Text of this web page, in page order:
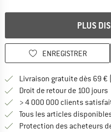
PLUS
ENREGISTRER
Livraison gratuite dès 69 €
Droit de retour de 100 jours
> 4 000 000 clients
Tous les articles
Protection des acheteurs